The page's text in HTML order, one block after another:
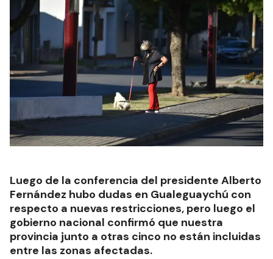
Luego de la conferencia del presidente Alberto
Fernández hubo dudas en Gualeguaychú con
respecto a nuevas restricciones, pero luego el
gobierno nacional confirmó que nuestra
provincia junto a otras cinco no están incluidas
entre las zonas afectadas.